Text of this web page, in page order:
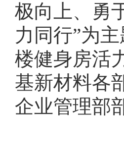
极向上、勇
力同行”为
楼健身房活
基新材料各
企业管理部